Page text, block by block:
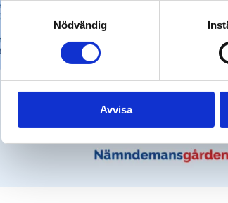
Samtyckesval
Nödvändig
Avvisa